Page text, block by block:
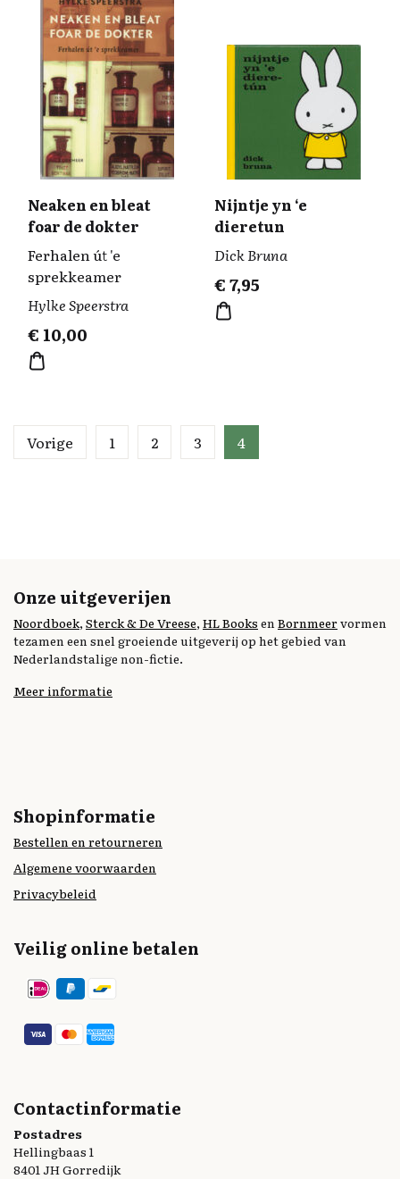
Neaken en bleat
foar de dokter
Ferhalen út 'e
sprekkeamer
Hylke Speerstra
€ 10,00
Nijntje yn ‘e
dieretun
Dick Bruna
€7,95
Vorige 1 2 3 4
Onze uitgeverijen
Noordboek, Sterck & De Vreese, HL Books enBornmeervormen
tezamen een snel groeiende uitgeverij op het gebied van
Nederlandstalige non-fictie.
Meer informatie
Shopinformatie
Bestellen en retourneren
Algemene voorwaarden
Privacybeleid
Veilig online betalen
Contactinformatie
Postadres
Hellingbaas 1
8401 JH Gorredijk